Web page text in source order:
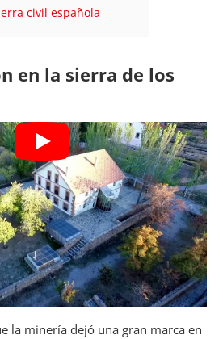
civil española
en la sierra de los
la minería dejó una gran marca en